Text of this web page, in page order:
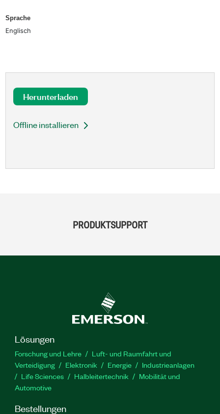
Sprache
Englisch
Herunterladen
Offline installieren
PRODUKTSUPPORT
Lösungen
Forschung und Lehre
Luft- und Raumfahrt und
Verteidigung
Elektronik Energie
Industrieanlagen
Life Sciences
Halbleitertechnik
Mobilität und
Automotive
Bestellungen